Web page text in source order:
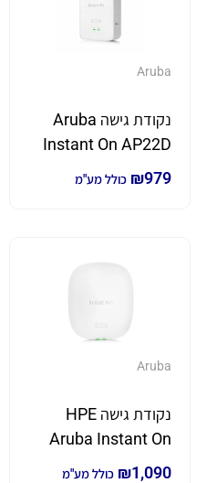
Aruba
נקודת גישה Aruba
Instant On AP22D
₪979 כולל מע"מ
Aruba
נקודת גישה HPE
Aruba Instant On
₪1,090 כולל מע"מ